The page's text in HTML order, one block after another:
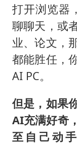
打开浏览器
聊聊天，或
业、论文，
都能胜任，
AI PC。
但是，如果
AI充满好奇
至自己动